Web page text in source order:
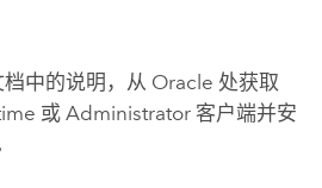
档中的说明，从 Oracle 处获取
或 Administrator 客户端并安